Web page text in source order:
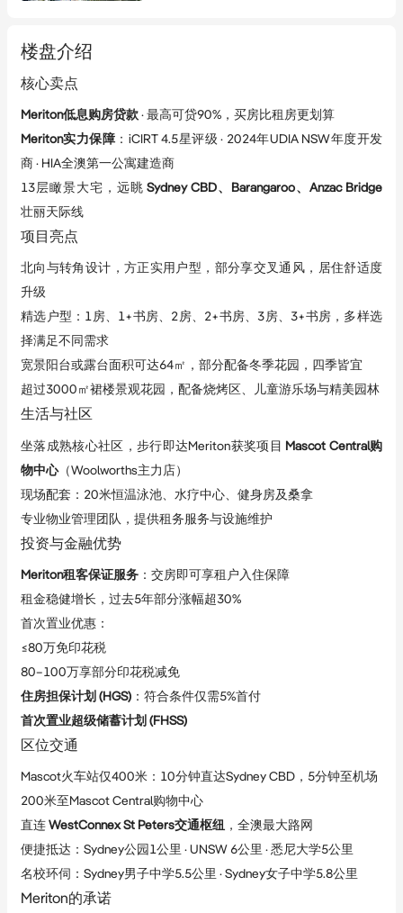
楼盘介绍
核心卖点
Meriton低息购房贷款 · 最高可贷90%，买房比租房更划算
Meriton实力保障 ：iCIRT 4.5星评级 · 2024年UDIA NSW年度开发
商 · HIA全澳第一公寓建造商
13层瞰景大宅，远眺 Sydney CBD、Barangaroo、Anzac Bridge
壮丽天际线
项目亮点
北向与转角设计，方正实用户型，部分享交叉通风，居住舒适度
升级
精选户型：1房、1+书房、2房、2+书房、3房、3+书房，多样选
择满足不同需求
宽景阳台或露台面积可达64㎡，部分配备冬季花园，四季皆宜
超过3000㎡裙楼景观花园，配备烧烤区、儿童游乐场与精美园林
生活与社区
坐落成熟核心社区，步行即达Meriton获奖项目 Mascot Central购
物中心（Woolworths主力店）
现场配套：20米恒温泳池、水疗中心、健身房及桑拿
专业物业管理团队，提供租务服务与设施维护
投资与金融优势
Meriton租客保证服务 ：交房即可享租户入住保障
租金稳健增长，过去5年部分涨幅超30%
首次置业优惠：
≤80万免印花税
80–100万享部分印花税减免
住房担保计划 (HGS) ：符合条件仅需5%首付
首次置业超级储蓄计划 (FHSS)
区位交通
Mascot火车站仅400米：10分钟直达Sydney CBD，5分钟至机场
200米至Mascot Central购物中心
直连 WestConnex St Peters交通枢纽 ，全澳最大路网
便捷抵达：Sydney公园1公里 · UNSW 6公里 · 悉尼大学5公里
名校环伺：Sydney男子中学5.5公里 · Sydney女子中学5.8公里
Meriton的承诺